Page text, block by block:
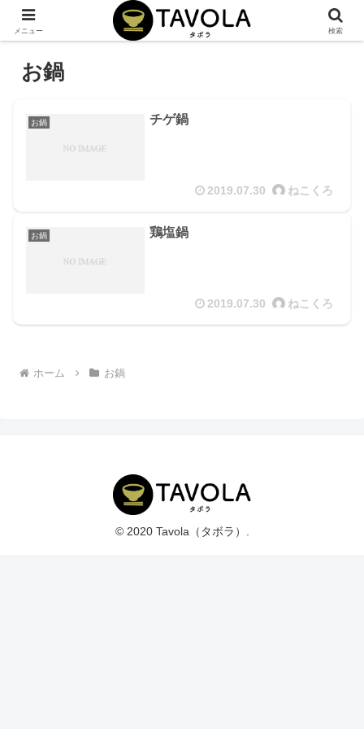
お鍋
お鍋 チゲ鍋
2019.07.30 ねこくろ
お鍋 鶏塩鍋
2019.07.30 ねこくろ
ホーム お鍋
© 2020 Tavola（タボラ）.
メニュー 検索